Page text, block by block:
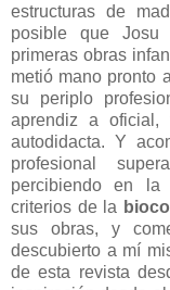
estructuras de
posible que
primeras obras
metió mano pronto
su periplo
aprendiz a oficial,
autodidacta. Y
profesional
percibiendo en la
criterios de la
sus obras, y
descubierto a mí
de esta revista